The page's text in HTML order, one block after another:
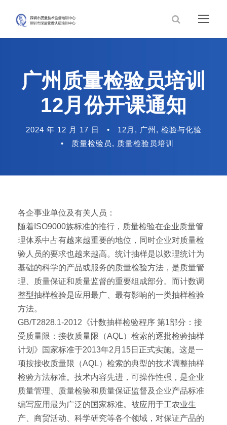
广州质量检验员培训
12月份开课通知
2024 年 12 月 17 日 • 12月 , 广州 , 检验与化验
•
质量检验员, 质量检验员培训
各企事业单位及有关人员：
随着ISO9000族标准的推行，质量检验在企业质量管
理体系中占有越来越重要的地位，同时企业对质量检
验人员的要求也越来越高。统计抽样是以数理统计为
基础的科学的产品或服务的质量检验方法，是质量管
理、质量保证和质量监督的重要组成部分。而计数调
整型抽样检验是应用最广、最有影响的一类抽样检验
方法。
GB/T2828.1-2012《计数抽样检验程序 第1部分：接
受质量限：接收质量限（AQL）检索的逐批检验抽样
计划》国家标准于2013年2月15日正式实施。这是一
项按接收质量限（AQL）检索的典型的技术调整抽样
检验方法标准。技术内容先进，可操作性强，是企业
质量管理、质量检验和质量保证监督及企业产品标准
编写应用最为广泛的国家标准。被应用于工农业生
产、商贸活动、科学研究等各个领域，对保证产品的